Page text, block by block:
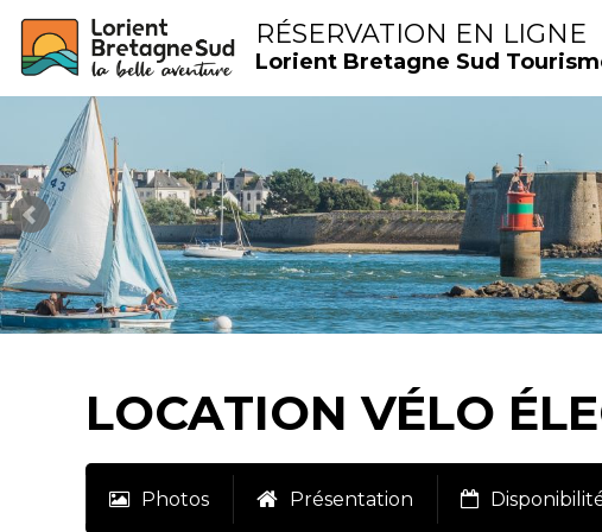
RÉSERVATION EN LIGNE
Lorient Bretagne Sud
LOCATION VÉLO
Photos Présentation